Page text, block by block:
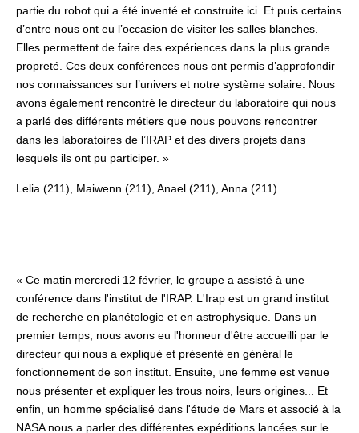
partie du robot qui a été inventé et construite ici. Et puis certains
d’entre nous ont eu l’occasion de visiter les salles blanches.
Elles permettent de faire des expériences dans la plus grande
propreté. Ces deux conférences nous ont permis d’approfondir
nos connaissances sur l’univers et notre système solaire. Nous
avons également rencontré le directeur du laboratoire qui nous
a parlé des différents métiers que nous pouvons rencontrer
dans les laboratoires de l’IRAP et des divers projets dans
lesquels ils ont pu participer. »
Lelia (211), Maiwenn (211), Anael (211), Anna (211)
« Ce matin mercredi 12 février, le groupe a assisté à une
conférence dans l'institut de l'IRAP. L'Irap est un grand institut
de recherche en planétologie et en astrophysique. Dans un
premier temps, nous avons eu l'honneur d'être accueilli par le
directeur qui nous a expliqué et présenté en général le
fonctionnement de son institut. Ensuite, une femme est venue
nous présenter et expliquer les trous noirs, leurs origines... Et
enfin, un homme spécialisé dans l'étude de Mars et associé à la
NASA nous a parler des différentes expéditions lancées sur le